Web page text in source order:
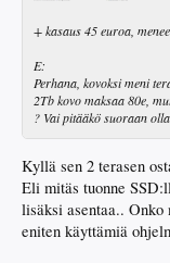
+ kasaus 45 euroa,
E:
Perhana, kovoksi meni
2Tb kovo maksaa 80e,
? Vai pitääkö suoraan
Kyllä sen 2 terasen
Eli mitäs tuonne
lisäksi asentaa..
eniten käyttämiä